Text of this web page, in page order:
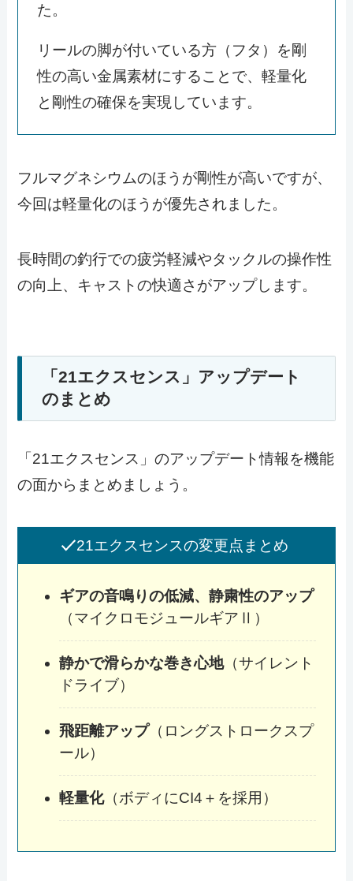
た。
リールの脚が付いている方（フタ）を剛
性の高い金属素材にすることで、軽量化
と剛性の確保を実現しています。
フルマグネシウムのほうが剛性が高いですが、
今回は軽量化のほうが優先されました。
長時間の釣行での疲労軽減やタックルの操作性
の向上、キャストの快適さがアップします。
「21エクスセンス」アップデート
のまとめ
「21エクスセンス」のアップデート情報を機能
の面からまとめましょう。
21エクスセンスの変更点まとめ
ギアの音鳴りの低減、静粛性のアップ
（マイクロモジュールギアⅡ）
静かで滑らかな巻き心地（サイレント
ドライブ）
飛距離アップ（ロングストロークスプ
ール）
軽量化（ボディにCI4＋を採用）